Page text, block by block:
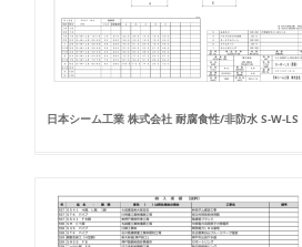
日本シーム工業 株式会社 耐腐食性/非防水 S-W-